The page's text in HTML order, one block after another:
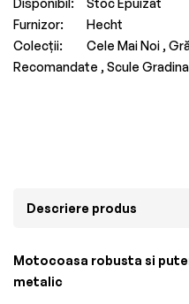
Disponibil:
Stoc Epuizat
Furnizor:
Hecht
Colecții:
Cele Mai Noi ,
Recomandate , Scule
Descriere produs
Motocoasa robusta si
metalic